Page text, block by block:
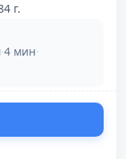
г.
·4 мин·